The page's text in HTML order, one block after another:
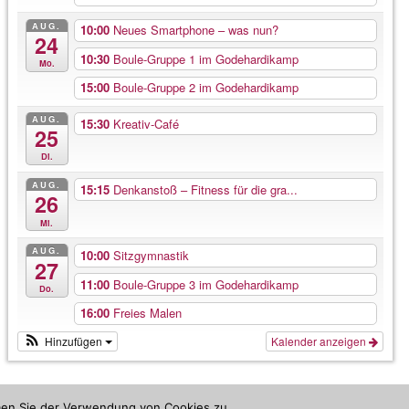
AUG.
24
Mo.
10:00 Neues Smartphone – was nun?
10:30 Boule-Gruppe 1 im Godehardikamp
15:00 Boule-Gruppe 2 im Godehardikamp
AUG.
25
Di.
15:30 Kreativ-Café
AUG.
26
Mi.
15:15 Denkanstoß – Fitness für die gra...
AUG.
27
Do.
10:00 Sitzgymnastik
11:00 Boule-Gruppe 3 im Godehardikamp
16:00 Freies Malen
Kalender anzeigen
Hinzufügen